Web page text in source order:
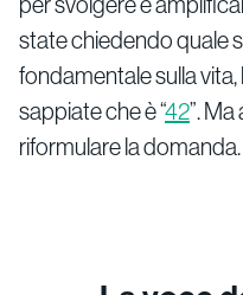
state chiedendo quale
fondamentale sulla
sappiate che è “42”.
riformulare la domanda.